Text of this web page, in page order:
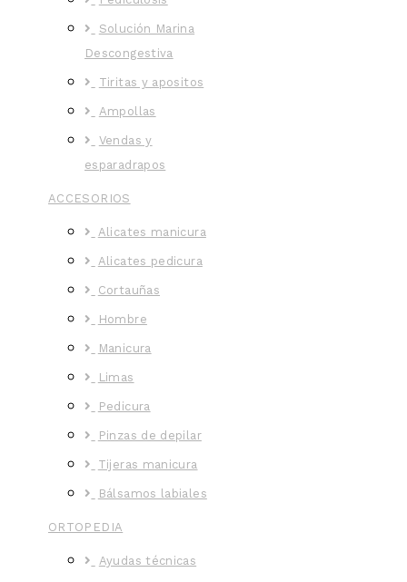
Solución Marina
Descongestiva
Tiritas y apositos
Ampollas
Vendas y
esparadrapos
ACCESORIOS
Alicates manicura
Alicates pedicura
Cortauñas
Hombre
Manicura
Limas
Pedicura
Pinzas de depilar
Tijeras manicura
Bálsamos labiales
ORTOPEDIA
Ayudas técnicas